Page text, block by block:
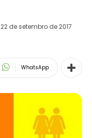
22 de setembro de 2017
WhatsApp